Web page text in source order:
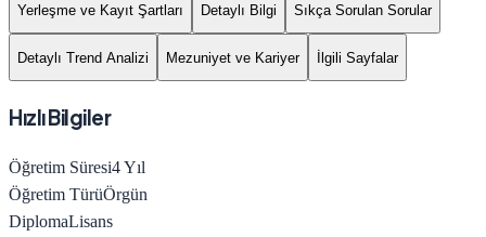
Yerleşme ve Kayıt Şartları Detaylı Bilgi Sıkça Sorulan Sorular
Detaylı Trend Analizi Mezuniyet ve Kariyer İlgili Sayfalar
Hızlı Bilgiler
Öğretim Süresi4Yıl
Öğretim TürüÖrgün
DiplomaLisans